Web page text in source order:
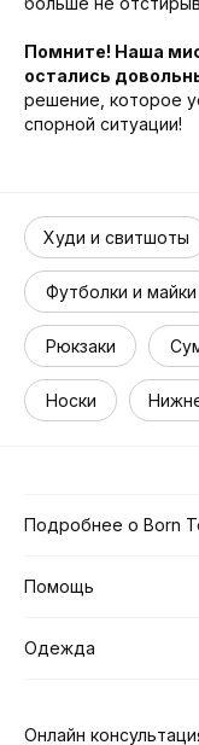
Помните! Наша
остались
решение, которое
спорной ситуации!
Худи и свитшоты
Футболки и майки
Рюкзаки
Носки
Подробнее о Born
Помощь
Одежда
Онлайн